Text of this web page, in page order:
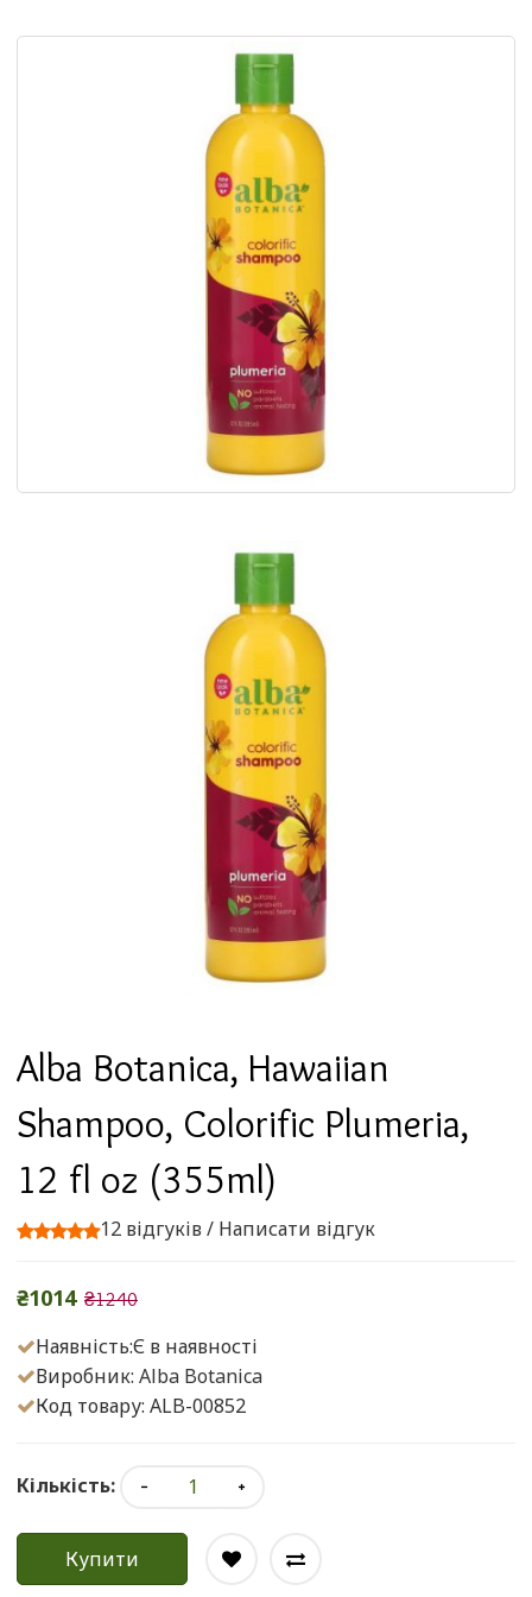
Alba Botanica, Hawaiian
Shampoo, Colorific Plumeria,
12 fl oz (355ml)
12 відгуків/ Написати відгук
₴1014 ₴1240
Наявність:Є в наявності
Виробник: Alba Botanica
Код товару: ALB-00852
Кількість:
Купити